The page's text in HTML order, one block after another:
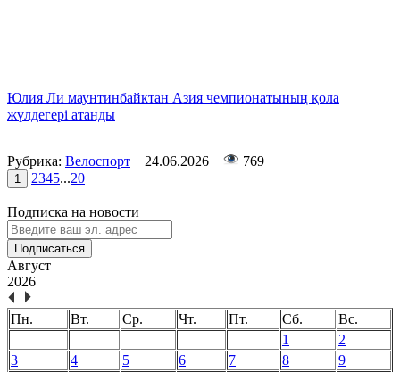
Юлия Ли маунтинбайктан Азия чемпионатының қола
жүлдегері атанды
Рубрика: Велоспорт 24.06.2026 769
1 2345...20
Подписка на новости
Подписаться
Август
2026
Пн. Вт. Ср. Чт. Пт. Сб.
Вс.
1
2
3
4 5 6 7 8
9